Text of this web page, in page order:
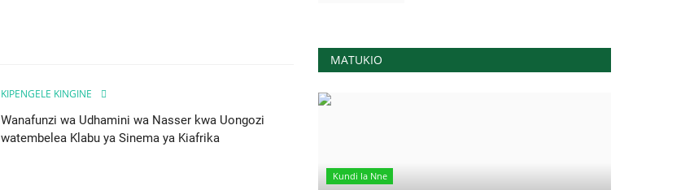
KIPENGELE KINGINE
Wanafunzi wa Udhamini wa Nasser kwa Uongozi
watembelea Klabu ya Sinema ya Kiafrika
MATUKIO
Kundi la Nne